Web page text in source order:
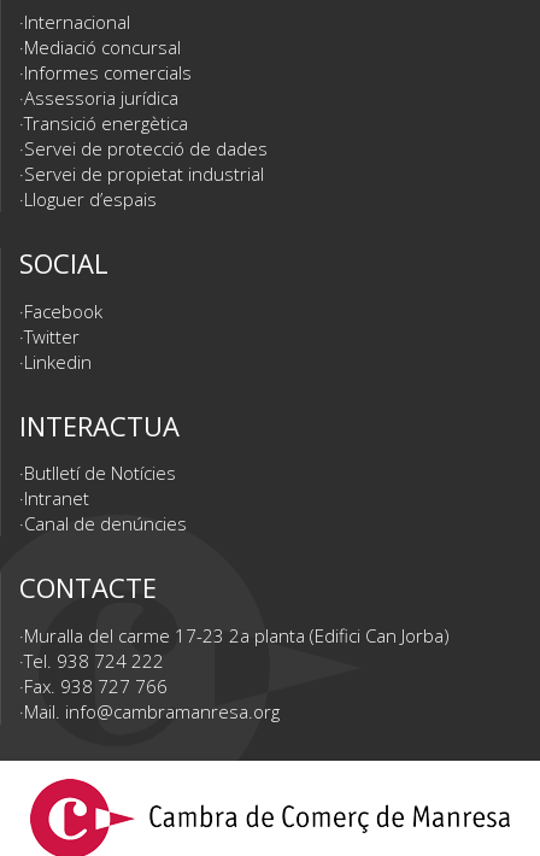
Internacional
Mediació concursal
Informes comercials
Assessoria jurídica
Transició energètica
Servei de protecció de dades
Servei de propietat industrial
Lloguer d’espais
SOCIAL
Facebook
Twitter
Linkedin
INTERACTUA
Butlletí de Notícies
Intranet
Canal de denúncies
CONTACTE
Muralla del carme 17-23 2a planta (Edifici Can Jorba)
Tel. 938 724 222
Fax. 938 727 766
Mail. info@cambramanresa.org